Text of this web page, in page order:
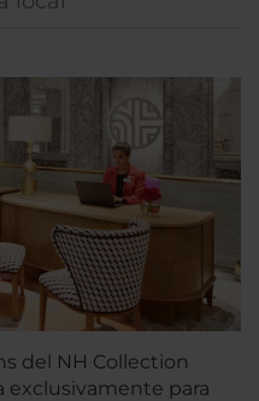
del NH Collection
exclusivamente para